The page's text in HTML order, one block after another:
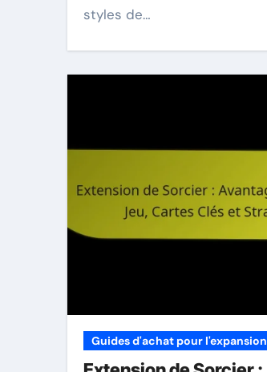
styles de…
Guides d'achat pour l'expansion